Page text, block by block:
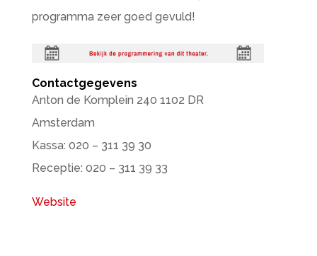
programma zeer goed gevuld!
Contactgegevens
Anton de Komplein 240 1102 DR
Amsterdam
Kassa: 020 – 311 39 30
Receptie: 020 – 311 39 33
Website